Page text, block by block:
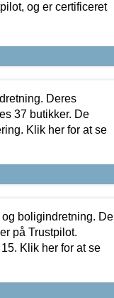
og er certificeret
Deres
37 butikker. De
Klik her for at se
boligindretning. De
på Trustpilot.
Klik her for at se